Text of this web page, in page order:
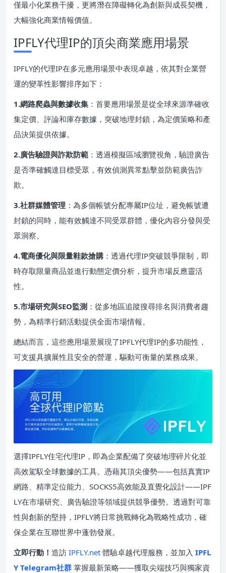
僅最小化業務干擾，更將潛在障礙轉化為創新與成長契機，
大幅強化商業情報價值。
IPFLY代理IP的頂尖商業應用場景
IPFLY的代理IP在多元應用場景中表現卓越，依其對企業營
運的變革性影響排序如下：
​1.網路爬蟲與數據收集​ ​：首要應用場景是從全球來源準確收
集定價、評論和庫存數據，突破地理封鎖，為定價策略和產
品決策提供依據。
​2.廣告驗證與詐欺防範​ ​：透過模擬區域瀏覽視角，驗證廣告
是否準確觸達目標受眾，有效偵測異常點擊並防範廣告詐
欺。
​3.社群媒體管理​ ​：為多個帳號分配專屬IP位址，避免帳號遭
封鎖的同時，能有效觸達不同受眾群體，優化內容分發與受
眾洞察。
​4.電商優化與限量鞋款搶購​ ​：透過代理IP突破競爭限制，即
時存取限量商品並進行動態定價分析，提升市場反應靈活
性。
​5.市場研究與SEO監測​ ​：從多地區追蹤搜尋排名與消費者趨
勢，為精準行銷活動提供全面市場情報。
總結而言，這些應用場景展現了IPFLY代理IP的多功能性，
可支援具擴展性且安全的營運，驅動可衡量的業務成果。
選擇IPFLY住宅代理IP，即為企業配備了突破地理碎片化並
高效駕馭全球數據的工具。憑藉其頂尖優勢——包括真實IP
網路、精準定位能力、SOCKS5高效能及直覺化設計——IPF
LY在市場研究、廣告驗證等領域提供競爭優勢。透過對可靠
性與創新的堅持，IPFLY將日常挑戰轉化為戰略性成功，確
保企業在互聯世界中蓬勃發展。
立即行動！​ ​造訪 IPFLY.net 體驗卓越代理服務，並加入 ​ IPFL
Y Telegram社群 ​ 掌握最新策略——獲取尖端技巧與獨家資